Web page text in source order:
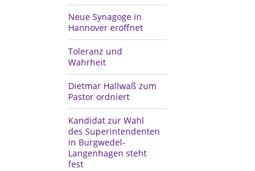
Neue Synagoge in
Hannover eröffnet
Toleranz und
Wahrheit
Dietmar Hallwaß zum
Pastor ordniert
Kandidat zur Wahl
des Superintendenten
in Burgwedel-
Langenhagen steht
fest